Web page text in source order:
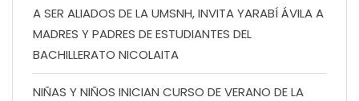
A SER ALIADOS DE LA UMSNH, INVITA YARABÍ ÁVILA A
MADRES Y PADRES DE ESTUDIANTES DEL
BACHILLERATO NICOLAITA
NIÑAS Y NIÑOS INICIAN CURSO DE VERANO DE LA